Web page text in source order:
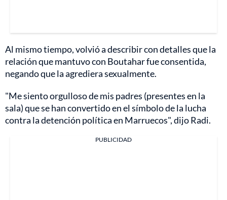
Al mismo tiempo, volvió a describir con detalles que la
relación que mantuvo con Boutahar fue consentida,
negando que la agrediera sexualmente.
"Me siento orgulloso de mis padres (presentes en la
sala) que se han convertido en el símbolo de la lucha
contra la detención política en Marruecos", dijo Radi.
PUBLICIDAD